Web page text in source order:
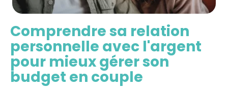
Comprendre sa relation
personnelle avec l'argent
pour mieux gérer son
budget en couple